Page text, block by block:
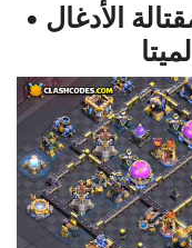
مقتالة الأدغال •